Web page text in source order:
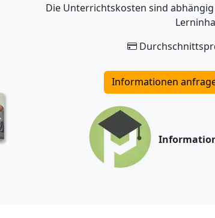
Die Unterrichtskosten sind
Informationen